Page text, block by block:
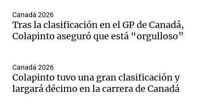
Canadá 2026
Tras la clasificación en el GP de Canadá,
Colapinto aseguró que está “orgulloso”
Canadá 2026
Colapinto tuvo una gran clasificación y
largará décimo en la carrera de Canadá